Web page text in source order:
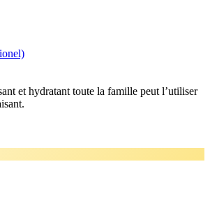
et hydratant toute la famille peut l’utiliser